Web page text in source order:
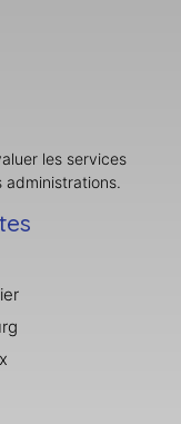
les services